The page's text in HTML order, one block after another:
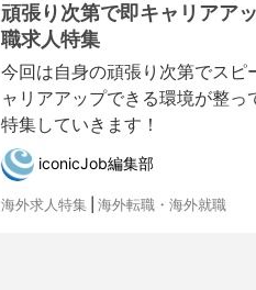
頑張り次第で即キャリアア
職求人特集
今回は自身の頑張り次第でスピ
ャリアアップできる環境が整っ
特集していきます！
iconicJob編集部
海外求人特集 海外転職・海外就職